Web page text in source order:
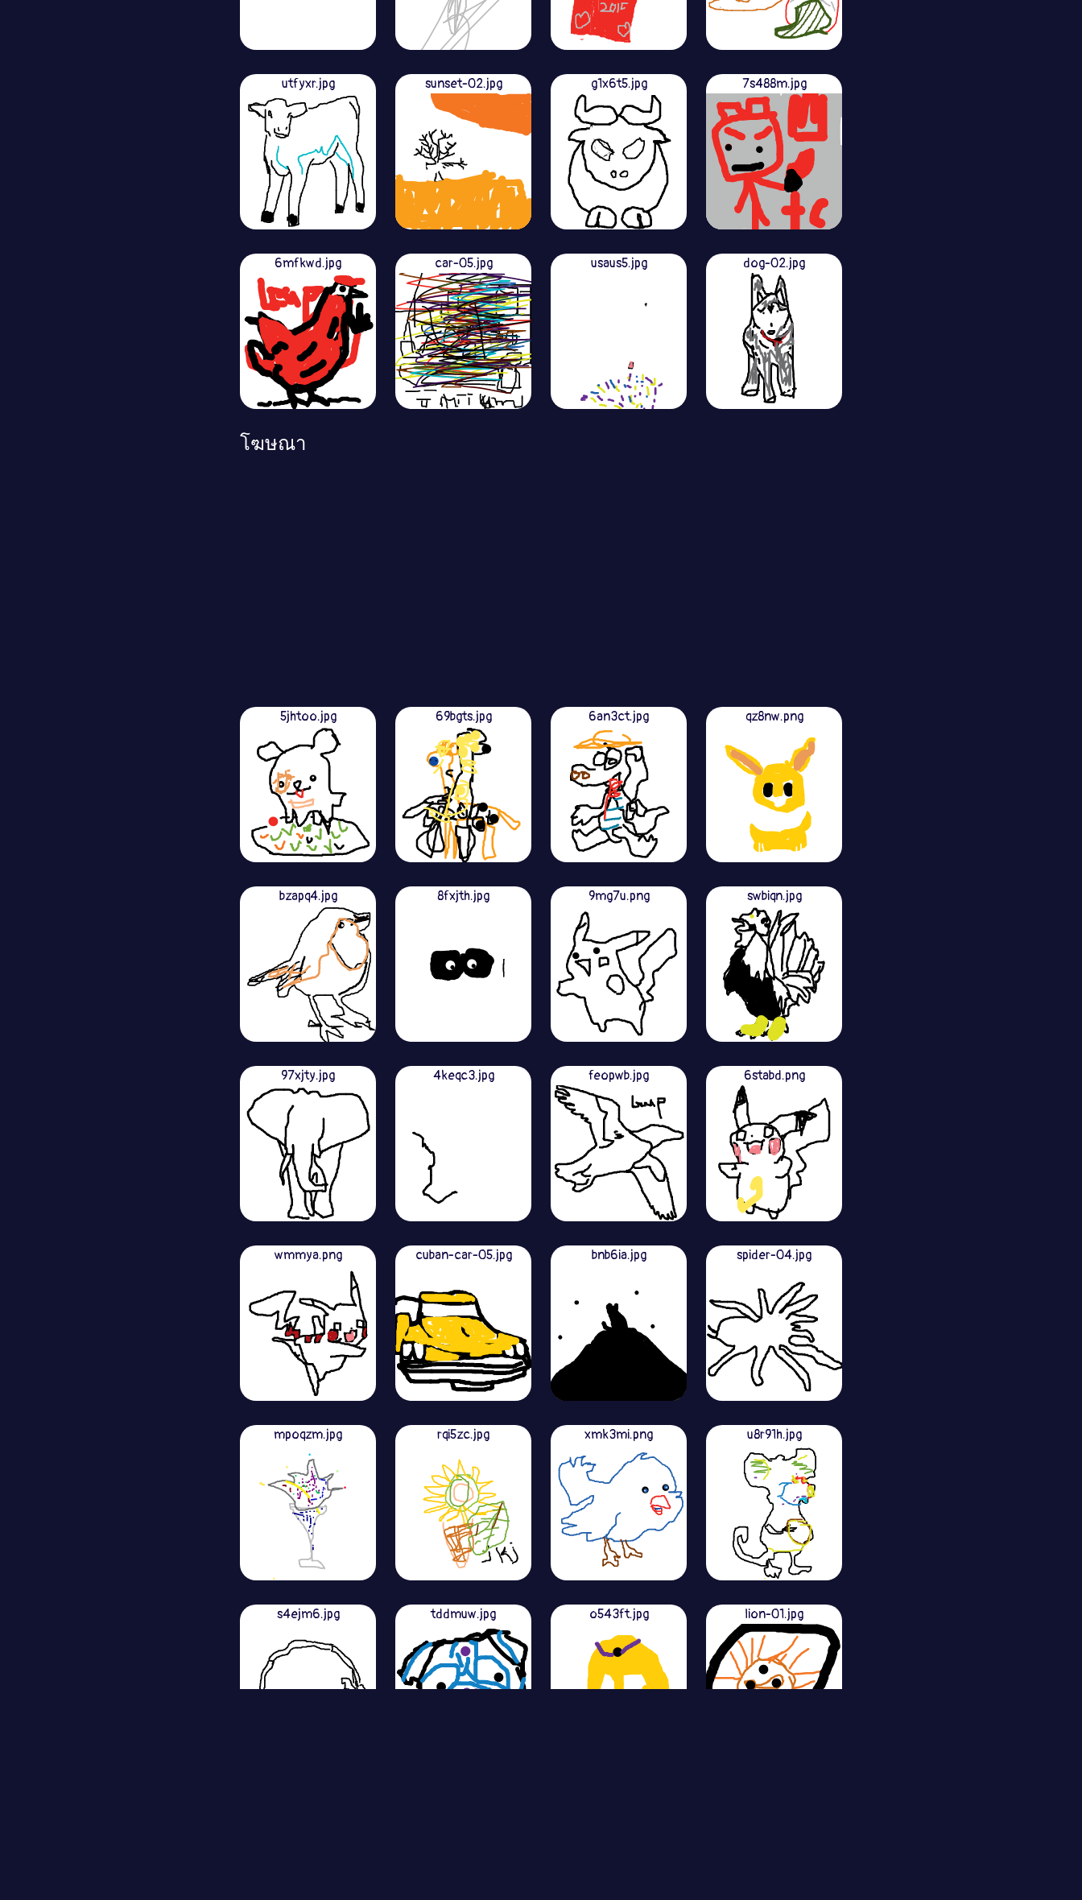
utfyxr.jpg sunset-02.jpg g1x6t5.jpg 7s488m.jpg
6mfkwd.jpg car-05.jpg usaus5.jpg dog-02.jpg
โฆษณา
5jhtoo.jpg 69bgts.jpg 6an3ct.jpg qz8nw.png
bzapq4.jpg 8fxjth.jpg 9mg7u.png swbiqn.jpg
97xjty.jpg 4keqc3.jpg feopwb.jpg 6stabd.png
wmmya.png cuban-car-05.jpg bnb6ia.jpg spider-04.jpg
mpoqzm.jpg rqi5zc.jpg xmk3mi.png u8r91h.jpg
s4ejm6.jpg tddmuw.jpg o543ft.jpg lion-01.jpg